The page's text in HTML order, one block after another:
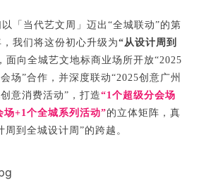
「当代艺文周」迈出“全城联动”的第
我们将这份初心升级为“从设计周到
，面向全城艺文地标商业场所开放“2025
场”合作，并深度联动“2025创意广州
意消费活动”，打造“1个超级分会场
场+1个全城系列活动”的立体矩阵，真
周到全城设计周”的跨越。